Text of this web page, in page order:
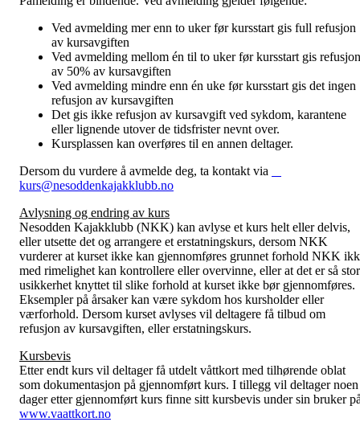
Ved avmelding mer enn to uker før kursstart gis full refusjon
av kursavgiften
Ved avmelding mellom én til to uker før kursstart gis refusjon
av 50% av kursavgiften
Ved avmelding mindre enn én uke før kursstart gis det ingen
refusjon av kursavgiften
Det gis ikke refusjon av kursavgift ved sykdom, karantene
eller lignende utover de tidsfrister nevnt over.
Kursplassen kan overføres til en annen deltager.
Dersom du vurdere å avmelde deg, ta kontakt via
kurs@nesoddenkajakklubb.no
Avlysning og endring av kurs
Nesodden Kajakklubb (NKK) kan avlyse et kurs helt eller delvis,
eller utsette det og arrangere et erstatningskurs, dersom NKK
vurderer at kurset ikke kan gjennomføres grunnet forhold NKK
med rimelighet kan kontrollere eller overvinne, eller at det er så stor
usikkerhet knyttet til slike forhold at kurset ikke bør gjennomføres.
Eksempler på årsaker kan være sykdom hos kursholder eller
værforhold. Dersom kurset avlyses vil deltagere få tilbud om
refusjon av kursavgiften, eller erstatningskurs.
Kursbevis
Etter endt kurs vil deltager få utdelt våttkort med tilhørende oblat
som dokumentasjon på gjennomført kurs. I tillegg vil deltager noen
dager etter gjennomført kurs finne sitt kursbevis under sin bruker
www.vaattkort.no